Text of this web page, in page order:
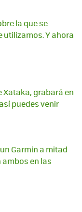
la que se
Y ahora
Xataka, grabará en
puedes venir
Garmin a mitad
ambos en las